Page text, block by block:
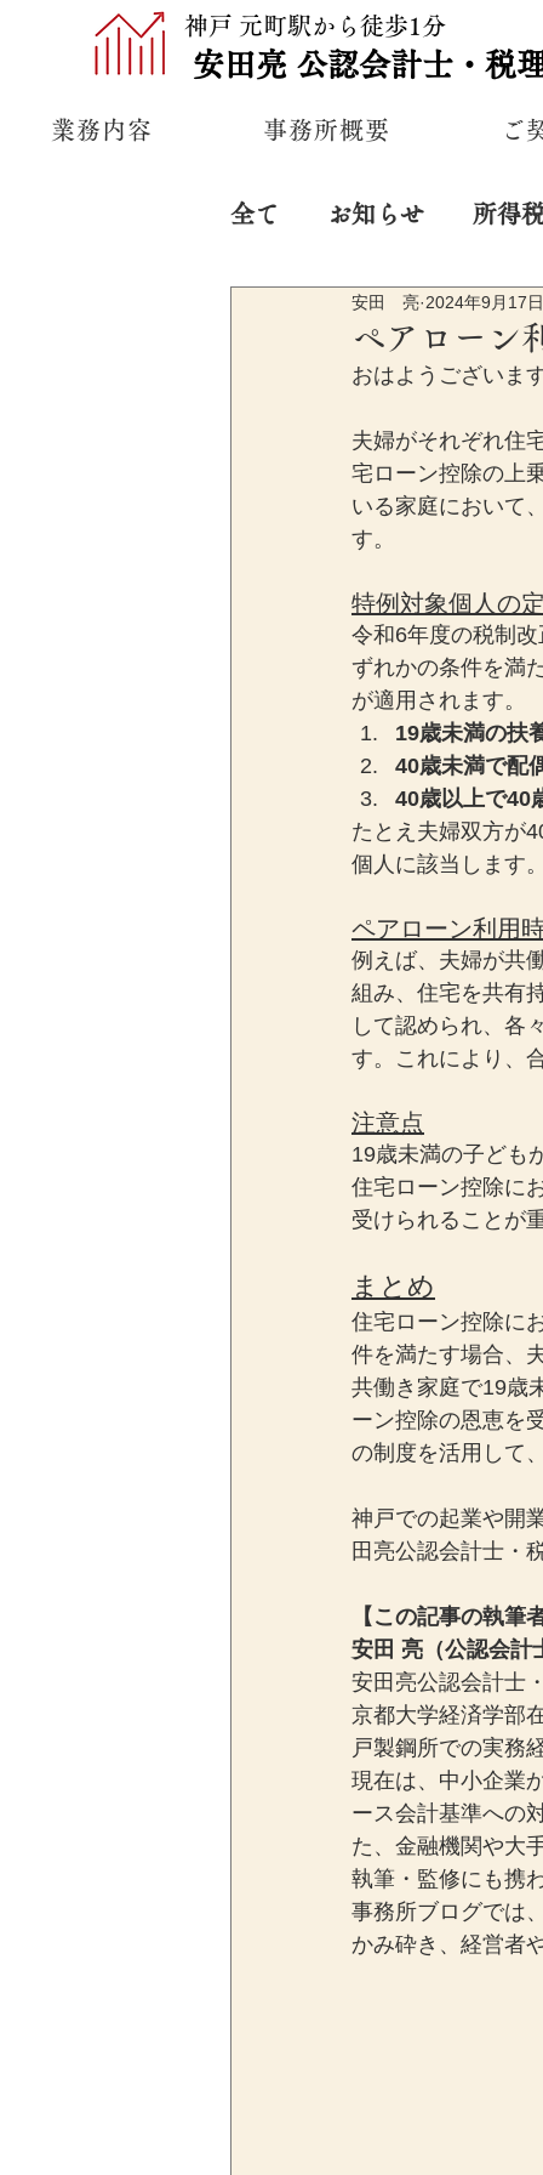
神戸 元町駅から徒歩1分
安田亮 公認会計士・税
業務内容 事務所概要 ご
全て お知らせ 所得
プライベート 経営
ペアローン
安田 亮 2024年9月17日
おはようございま
夫婦がそれぞれ住
宅ローン控除の上
いる家庭において
す。
特例対象個人の
令和6年度の税制
ずれかの条件を満
が適用されます。
19歳未満の扶
40歳未満で配
40歳以上で40
たとえ夫婦双方が
個人に該当します
ペアローン利用
例えば、夫婦が共
組み、住宅を共有
して認められ、各
す。これにより、
注意点
19歳未満の子ども
住宅ローン控除に
受けられることが
まとめ
住宅ローン控除に
件を満たす場合、
共働き家庭で19歳
ーン控除の恩恵を
の制度を活用して
神戸での起業や開
田亮公認会計士・
【この記事の執筆
安田 亮（公認会計
安田亮公認会計士
京都大学経済学部
戸製鋼所での実務
現在は、中小企業
ース会計基準への
た、金融機関や大
執筆・監修にも携
事務所ブログでは
かみ砕き、経営者